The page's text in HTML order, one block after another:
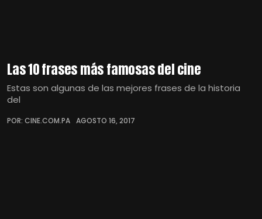
Las 10 frases más famosas del cine
Estas son algunas de las mejores frases de la historia
del
POR: CINE.COM.PA AGOSTO 16, 2017